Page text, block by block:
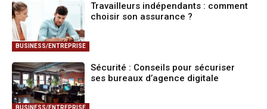
BUSINESS/ENTREPRISE
Travailleurs indépendants : comment
choisir son assurance ?
BUSINESS/ENTREPRISE
Sécurité : Conseils pour sécuriser
ses bureaux d’agence digitale